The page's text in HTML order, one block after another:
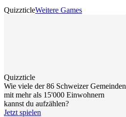
QuizzticleWeitere Games
Quizzticle
Wie viele der 86 Schweizer Gemeinden
mit mehr als 15'000 Einwohnern
kannst du aufzählen?
Jetzt spielen